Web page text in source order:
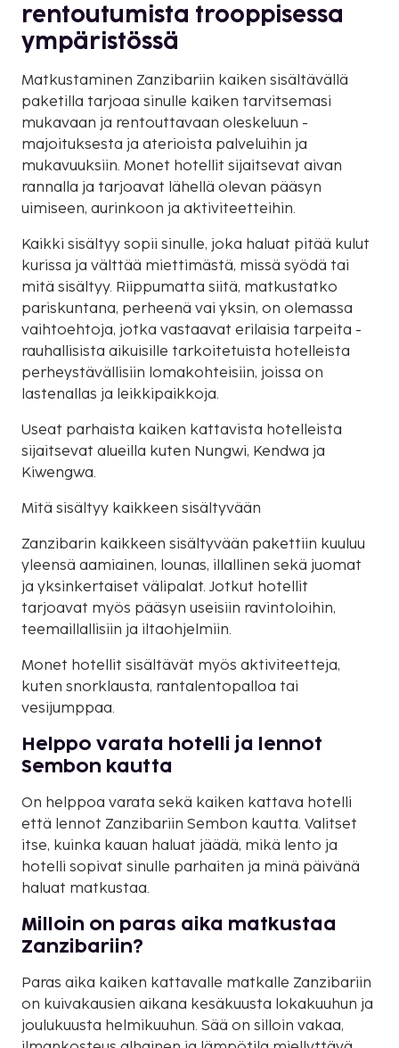
rentoutumista trooppisessa
ympäristössä
Matkustaminen Zanzibariin kaiken sisältävällä
paketilla tarjoaa sinulle kaiken tarvitsemasi
mukavaan ja rentouttavaan oleskeluun -
majoituksesta ja aterioista palveluihin ja
mukavuuksiin. Monet hotellit sijaitsevat aivan
rannalla ja tarjoavat lähellä olevan pääsyn
uimiseen, aurinkoon ja aktiviteetteihin.
Kaikki sisältyy sopii sinulle, joka haluat pitää kulut
kurissa ja välttää miettimästä, missä syödä tai
mitä sisältyy. Riippumatta siitä, matkustatko
pariskuntana, perheenä vai yksin, on olemassa
vaihtoehtoja, jotka vastaavat erilaisia tarpeita -
rauhallisista aikuisille tarkoitetuista hotelleista
perheystävällisiin lomakohteisiin, joissa on
lastenallas ja leikkipaikkoja.
Useat parhaista kaiken kattavista hotelleista
sijaitsevat alueilla kuten Nungwi, Kendwa ja
Kiwengwa.
Mitä sisältyy kaikkeen sisältyvään
Zanzibarin kaikkeen sisältyvään pakettiin kuuluu
yleensä aamiainen, lounas, illallinen sekä juomat
ja yksinkertaiset välipalat. Jotkut hotellit
tarjoavat myös pääsyn useisiin ravintoloihin,
teemaillallisiin ja iltaohjelmiin.
Monet hotellit sisältävät myös aktiviteetteja,
kuten snorklausta, rantalentopalloa tai
vesijumppaa.
Helppo varata hotelli ja lennot
Sembon kautta
On helppoa varata sekä kaiken kattava hotelli
että lennot Zanzibariin Sembon kautta. Valitset
itse, kuinka kauan haluat jäädä, mikä lento ja
hotelli sopivat sinulle parhaiten ja minä päivänä
haluat matkustaa.
Milloin on paras aika matkustaa
Zanzibariin?
Paras aika kaiken kattavalle matkalle Zanzibariin
on kuivakausien aikana kesäkuusta lokakuuhun ja
joulukuusta helmikuuhun. Sää on silloin vakaa,